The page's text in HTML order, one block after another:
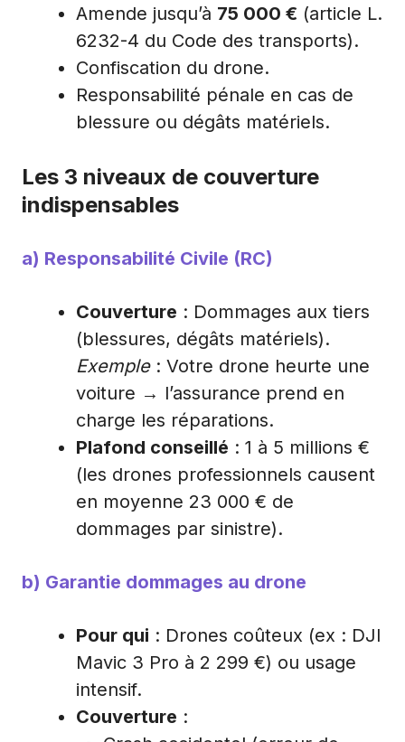
Amende jusqu’à 75 000 € (article L.
6232-4 du Code des transports).
Confiscation du drone.
Responsabilité pénale en cas de
blessure ou dégâts matériels.
Les 3 niveaux de couverture
indispensables
a) Responsabilité Civile (RC)
Couverture : Dommages aux tiers
(blessures, dégâts matériels).
Exemple: Votre drone heurte une
voiture → l’assurance prend en
charge les réparations.
Plafond conseillé : 1 à 5 millions €
(les drones professionnels causent
en moyenne 23 000 € de
dommages par sinistre).
b) Garantie dommages au drone
Pour qui : Drones coûteux (ex : DJI
Mavic 3 Pro à 2 299 €) ou usage
intensif.
Couverture :